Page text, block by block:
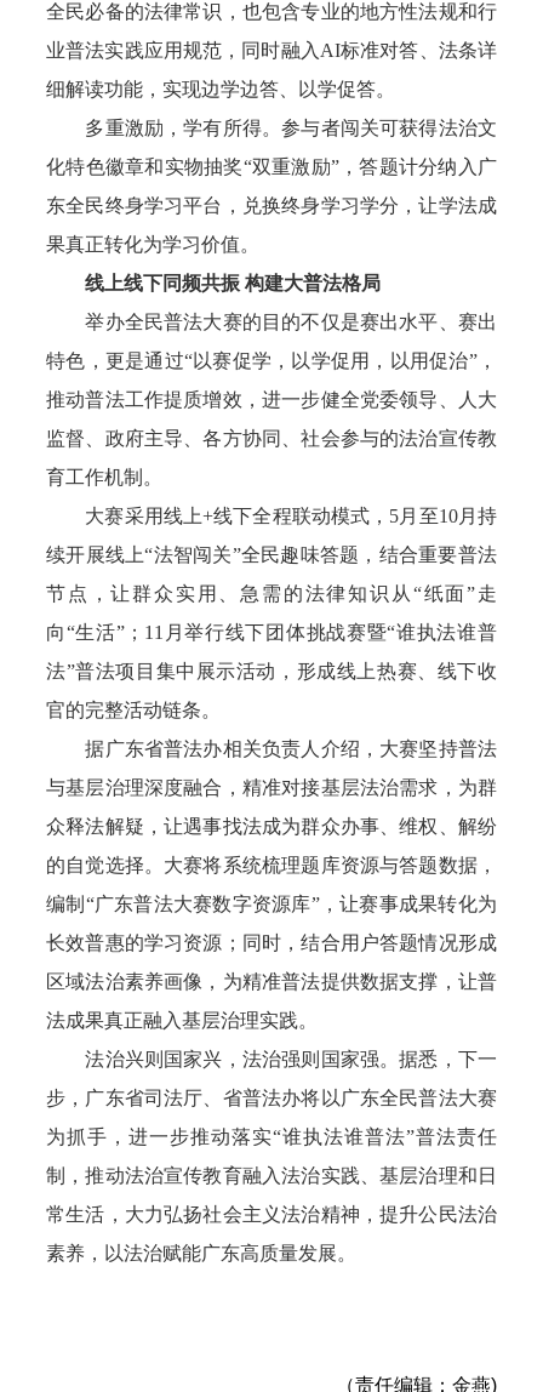
全民必备的法律常识，也包含专业的地方性法规和行
业普法实践应用规范，同时融入AI标准对答、法条详
细解读功能，实现边学边答、以学促答。
多重激励，学有所得。参与者闯关可获得法治文
化特色徽章和实物抽奖“双重激励”，答题计分纳入广
东全民终身学习平台，兑换终身学习学分，让学法成
果真正转化为学习价值。
线上线下同频共振 构建大普法格局
举办全民普法大赛的目的不仅是赛出水平、赛出
特色，更是通过“以赛促学，以学促用，以用促治”，
推动普法工作提质增效，进一步健全党委领导、人大
监督、政府主导、各方协同、社会参与的法治宣传教
育工作机制。
大赛采用线上+线下全程联动模式，5月至10月持
续开展线上“法智闯关”全民趣味答题，结合重要普法
节点，让群众实用、急需的法律知识从“纸面”走
向“生活”；11月举行线下团体挑战赛暨“谁执法谁普
法”普法项目集中展示活动，形成线上热赛、线下收
官的完整活动链条。
据广东省普法办相关负责人介绍，大赛坚持普法
与基层治理深度融合，精准对接基层法治需求，为群
众释法解疑，让遇事找法成为群众办事、维权、解纷
的自觉选择。大赛将系统梳理题库资源与答题数据，
编制“广东普法大赛数字资源库”，让赛事成果转化为
长效普惠的学习资源；同时，结合用户答题情况形成
区域法治素养画像，为精准普法提供数据支撑，让普
法成果真正融入基层治理实践。
法治兴则国家兴，法治强则国家强。据悉，下一
步，广东省司法厅、省普法办将以广东全民普法大赛
为抓手，进一步推动落实“谁执法谁普法”普法责任
制，推动法治宣传教育融入法治实践、基层治理和日
常生活，大力弘扬社会主义法治精神，提升公民法治
素养，以法治赋能广东高质量发展。
（责任编辑：金燕)